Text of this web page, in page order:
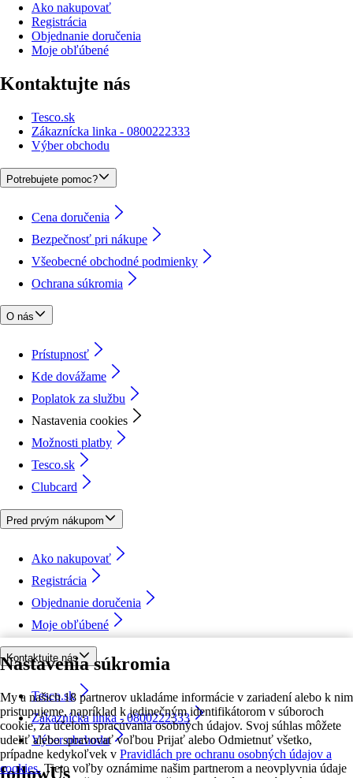
Nastavenia súkromia
My a našich 18 partnerov ukladáme informácie v zariadení alebo k nim
pristupujeme, napríklad k jedinečným identifikátorom v súboroch
cookie, za účelom spracúvania osobných údajov. Svoj súhlas môžete
udeliť alebo spravovať voľbou Prijať alebo Odmietnuť všetko,
prípadne kedykoľvek v Pravidlách pre ochranu osobných údajov a
cookies. Tieto voľby oznámime našim partnerom a neovplyvnia údaje
Ako nakupovať
Registrácia
Objednanie doručenia
Moje obľúbené
Kontaktujte nás
Tesco.sk
Zákaznícka linka - 0800222333
Výber obchodu
Potrebujete pomoc?
Cena doručenia
Bezpečnosť pri nákupe
Všeobecné obchodné podmienky
Ochrana súkromia
O nás
Prístupnosť
Kde dovážame
Poplatok za službu
Nastavenia cookies
Možnosti platby
Tesco.sk
Clubcard
Pred prvým nákupom
Ako nakupovať
Registrácia
Objednanie doručenia
Moje obľúbené
Kontaktujte nás
Tesco.sk
Zákaznícka linka - 0800222333
Výber obchodu
followUs